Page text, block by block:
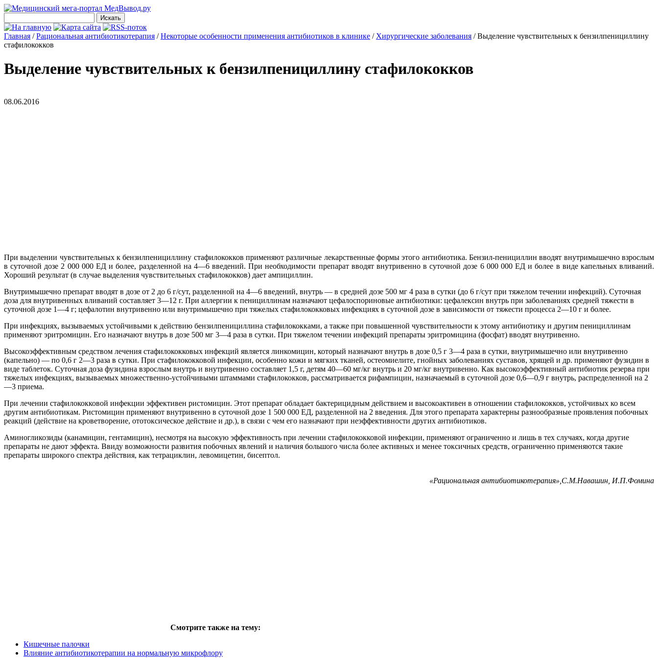
Главная /Рациональная антибиотикотерапия /Некоторые особенности применения антибиотиков в клинике / Хирургические заболевания /Выделение чувствительных к бензилпенициллину
стафилококков
Выделение чувствительных к бензилпенициллину стафилококков
08.06.2016
При выделении чувствительных к бензилпенициллину стафилококков применяют различные лекарственные формы этого антибиотика. Бензил-пенициллин вводят внутримышечно взрослым
в суточной дозе 2 000 000 ЕД и более, разделенной на 4—6 введений. При необходимости препарат вводят внутривенно в суточной дозе 6 000 000 ЕД и более в виде капельных вливаний.
Хороший результат (в случае выделения чувствительных стафилококков) дает ампициллин.
Внутримышечно препарат вводят в дозе от 2 до 6 г/сут, разделенной на 4—6 введений, внутрь — в средней дозе 500 мг 4 раза в сутки (до 6 г/сут при тяжелом течении инфекций). Суточная
доза для внутривенных вливаний составляет 3—12 г. При аллергии к пенициллинам назначают цефалоспориновые антибиотики: цефалексин внутрь при заболеваниях средней тяжести в
суточной дозе 1—4 г; цефалотин внутривенно или внутримышечно при тяжелых стафилококковых инфекциях в суточной дозе в зависимости от тяжести процесса 2—10 г и более.
При инфекциях, вызываемых устойчивыми к действию бензилпенициллина стафилококками, а также при повышенной чувствительности к этому антибиотику и другим пенициллинам
применяют эритромицин. Его назначают внутрь в дозе 500 мг 3—4 раза в сутки. При тяжелом течении инфекций препараты эритромицина (фосфат) вводят внутривенно.
Высокоэффективным средством лечения стафилококковых инфекций является линкомицин, который назначают внутрь в дозе 0,5 г 3—4 раза в сутки, внутримышечно или внутривенно
(капельно) — по 0,6 г 2—3 раза в сутки. При стафилококковой инфекции, особенно кожи и мягких тканей, остеомиелите, гнойных заболеваниях суставов, хрящей и др. применяют фузидин в
виде таблеток. Суточная доза фузидина взрослым внутрь и внутривенно составляет 1,5 г, детям 40—60 мг/кг внутрь и 20 мг/кг внутривенно. Как высокоэффективный антибиотик резерва при
тяжелых инфекциях, вызываемых множественно-устойчивыми штаммами стафилококков, рассматривается рифампицин, назначаемый в суточной дозе 0,6—0,9 г внутрь, распределенной на 2
—3 приема.
При лечении стафилококковой инфекции эффективен ристомицин. Этот препарат обладает бактерицидным действием и высокоактивен в отношении стафилококков, устойчивых ко всем
другим антибиотикам. Ристомицин применяют внутривенно в суточной дозе 1 500 000 ЕД, разделенной на 2 введения. Для этого препарата характерны разнообразные проявления побочных
реакций (действие на кроветворение, ототоксическое действие и др.), в связи с чем его назначают при неэффективности других антибиотиков.
Аминогликозиды (канамицин, гентамицин), несмотря на высокую эффективность при лечении стафилококковой инфекции, применяют ограниченно и лишь в тех случаях, когда другие
препараты не дают эффекта. Ввиду возможности развития побочных явлений и наличия большого числа более активных и менее токсичных средств, ограниченно применяются такие
препараты широкого спектра действия, как тетрациклин, левомицетин, бисептол.
«Рациональная антибиотикотерапия»,С.М.Навашин, И.П.Фомина
Смотрите также на тему:
Кишечные палочки
Влияние антибиотикотерапии на нормальную микрофлору